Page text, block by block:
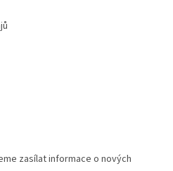
zasílat informace o nových